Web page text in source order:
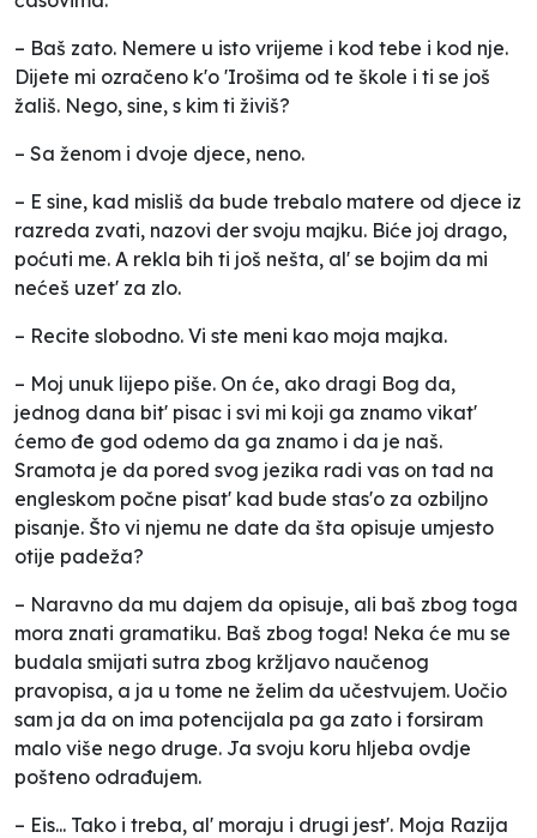
– Baš zato. Nemere u isto vrijeme i kod tebe i kod nje.
Dijete mi ozračeno k'o 'Irošima od te škole i ti se još
žališ. Nego, sine, s kim ti živiš?
– Sa ženom i dvoje djece, neno.
– E sine, kad misliš da bude trebalo matere od djece iz
razreda zvati, nazovi der svoju majku. Biće joj drago,
poćuti me. A rekla bih ti još nešta, al' se bojim da mi
nećeš uzet' za zlo.
– Recite slobodno. Vi ste meni kao moja majka.
– Moj unuk lijepo piše. On će, ako dragi Bog da,
jednog dana bit' pisac i svi mi koji ga znamo vikat'
ćemo đe god odemo da ga znamo i da je naš.
Sramota je da pored svog jezika radi vas on tad na
engleskom počne pisat' kad bude stas'o za ozbiljno
pisanje. Što vi njemu ne date da šta opisuje umjesto
otije padeža?
– Naravno da mu dajem da opisuje, ali baš zbog toga
mora znati gramatiku. Baš zbog toga! Neka će mu se
budala smijati sutra zbog kržljavo naučenog
pravopisa, a ja u tome ne želim da učestvujem. Uočio
sam ja da on ima potencijala pa ga zato i forsiram
malo više nego druge. Ja svoju koru hljeba ovdje
pošteno odrađujem.
– Eis... Tako i treba, al' moraju i drugi jest'. Moja Razija